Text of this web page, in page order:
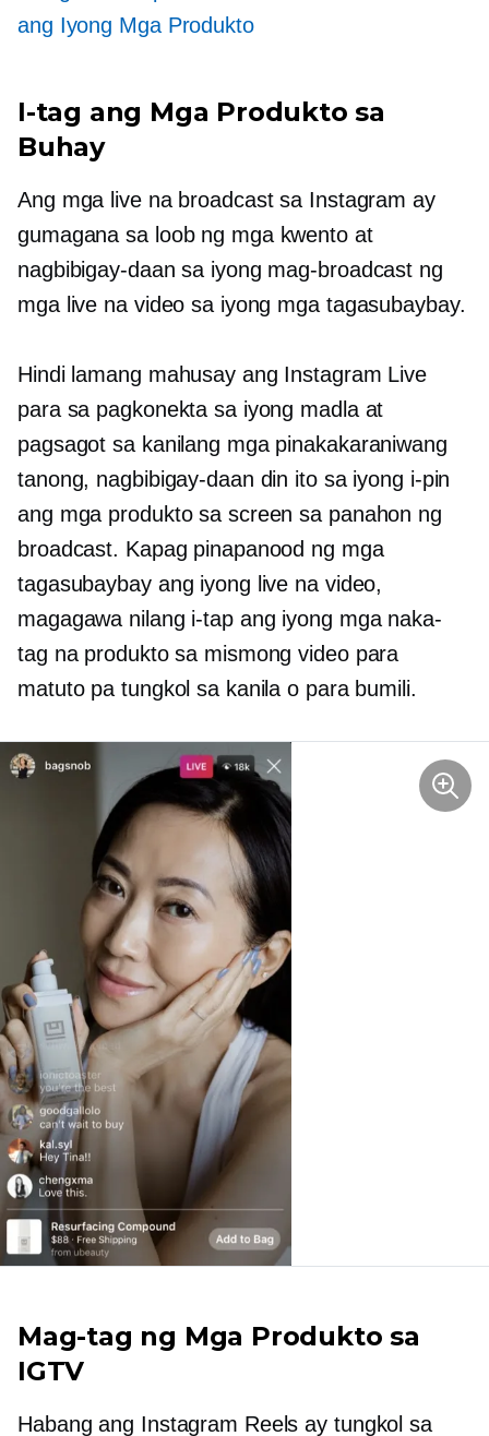
ang Iyong Mga Produkto
I-tag ang Mga Produkto sa
Buhay
Ang mga live na broadcast sa Instagram ay
gumagana sa loob ng mga kwento at
nagbibigay-daan sa iyong mag-broadcast ng
mga live na video sa iyong mga tagasubaybay.
Hindi lamang mahusay ang Instagram Live
para sa pagkonekta sa iyong madla at
pagsagot sa kanilang mga pinakakaraniwang
tanong, nagbibigay-daan din ito sa iyong i-pin
ang mga produkto sa screen sa panahon ng
broadcast. Kapag pinapanood ng mga
tagasubaybay ang iyong live na video,
magagawa nilang i-tap ang iyong mga naka-
tag na produkto sa mismong video para
matuto pa tungkol sa kanila o para bumili.
Mag-tag ng Mga Produkto sa
IGTV
Habang ang Instagram Reels ay tungkol sa